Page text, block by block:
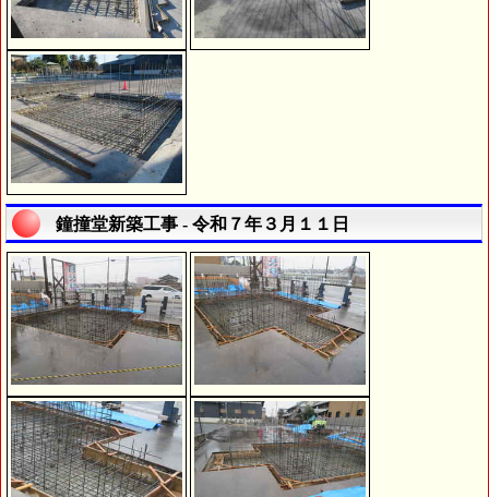
鐘撞堂新築工事 - 令和７年３月１１日